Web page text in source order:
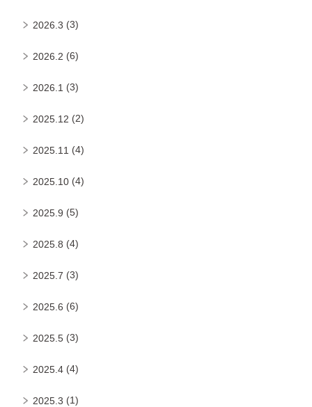
2026.3 (3)
2026.2 (6)
2026.1 (3)
2025.12 (2)
2025.11 (4)
2025.10 (4)
2025.9 (5)
2025.8 (4)
2025.7 (3)
2025.6 (6)
2025.5 (3)
2025.4 (4)
2025.3 (1)